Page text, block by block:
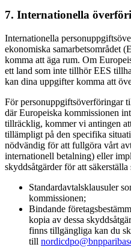
7. Internationella
Internationella
ekonomiska samarbetsområdet
komma att äga rum. Om
ett land som inte tillhör EES
kan dina uppgifter komma att
För personuppgiftsöverföringar
där Europeiska kommissionen
tillräcklig, kommer vi antingen
tillämpligt på den specifika
nödvändig för att fullgöra vårt
internationell betalning) eller
skyddsåtgärder för att
Standardavtalsklausuler
kommissionen;
Bindande
kopia av dessa
finns tillgängliga kan du
till